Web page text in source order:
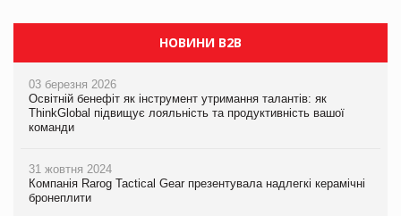
НОВИНИ B2B
03 березня 2026
Освітній бенефіт як інструмент утримання талантів: як
ThinkGlobal підвищує лояльність та продуктивність вашої
команди
31 жовтня 2024
Компанія Rarog Tactical Gear презентувала надлегкі керамічні
бронеплити